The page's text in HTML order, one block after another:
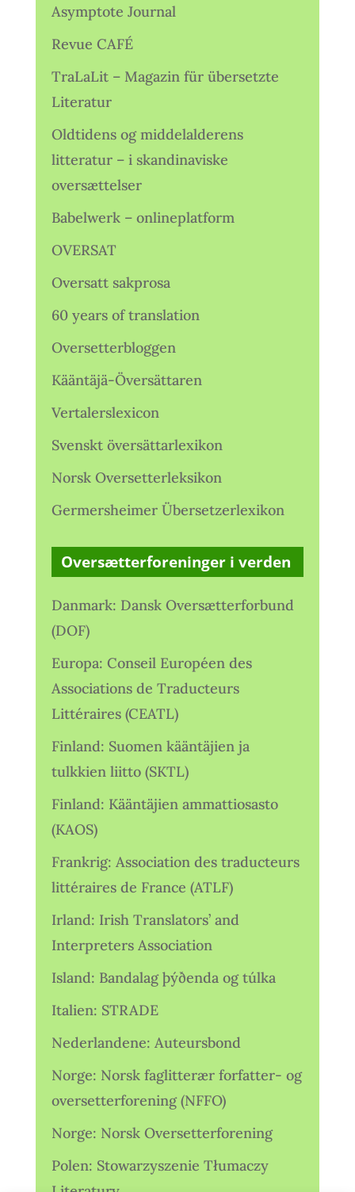
Asymptote Journal
Revue CAFÉ
TraLaLit – Magazin für übersetzte
Literatur
Oldtidens og middelalderens
litteratur – i skandinaviske
oversættelser
Babelwerk – onlineplatform
OVERSAT
Oversatt sakprosa
60 years of translation
Oversetterbloggen
Kääntäjä-Översättaren
Vertalerslexicon
Svenskt översättarlexikon
Norsk Oversetterleksikon
Germersheimer Übersetzerlexikon
Oversætterforeninger i verden
Danmark: Dansk Oversætterforbund
(DOF)
Europa: Conseil Européen des
Associations de Traducteurs
Littéraires (CEATL)
Finland: Suomen kääntäjien ja
tulkkien liitto (SKTL)
Finland: Kääntäjien ammattiosasto
(KAOS)
Frankrig: Association des traducteurs
littéraires de France (ATLF)
Irland: Irish Translators’ and
Interpreters Association
Island: Bandalag þýðenda og túlka
Italien: STRADE
Nederlandene: Auteursbond
Norge: Norsk faglitterær forfatter- og
oversetterforening (NFFO)
Norge: Norsk Oversetterforening
Polen: Stowarzyszenie Tłumaczy